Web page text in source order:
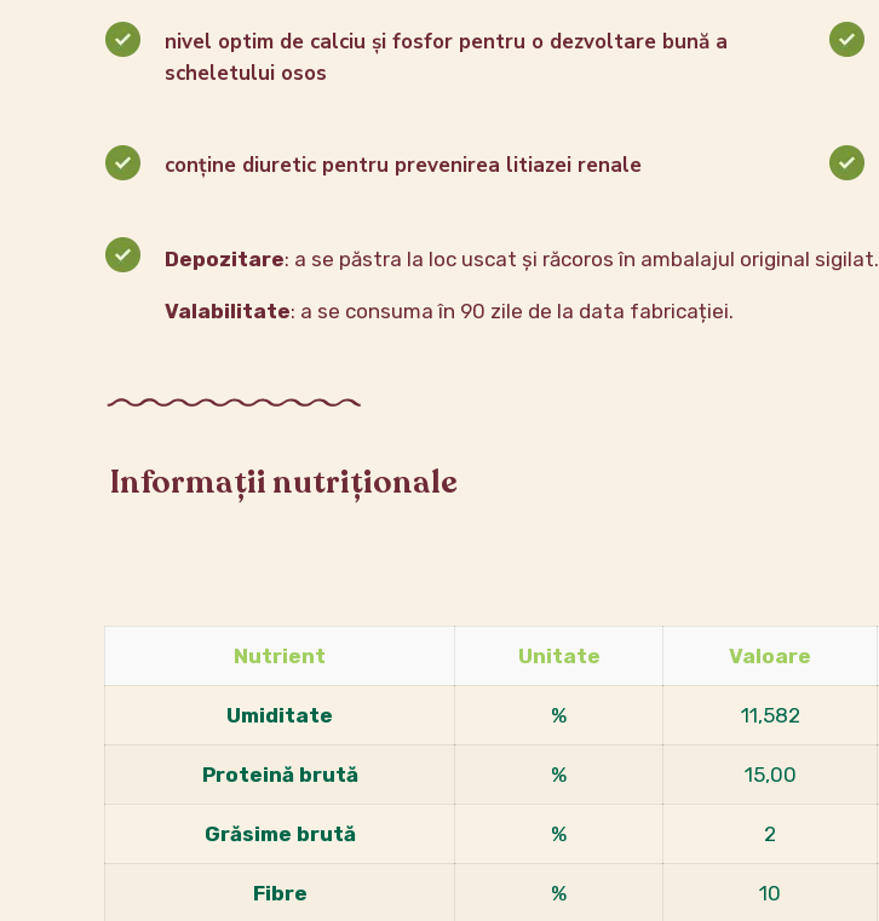
nivel optim de calciu și fosfor pentru o dezvoltare bună a
scheletului osos
conține diuretic pentru prevenirea litiazei renale
Depozitare: a se păstra la loc uscat și răcoros în ambalajul original sigilat.
Valabilitate: a se consuma în 90 zile de la data fabricației.
Informații nutriționale
Nutrient Unitate Valoare
Umiditate % 11,582
Proteină brută % 15,00
Grăsime brută % 2
Fibre % 10